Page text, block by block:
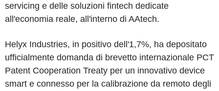
servicing e delle soluzioni fintech dedicate
all'economia reale, all'interno di AAtech.
Helyx Industries, in positivo dell'1,7%, ha depositato
ufficialmente domanda di brevetto internazionale PCT
Patent Cooperation Treaty per un innovativo device
smart e connesso per la calibrazione da remoto degli